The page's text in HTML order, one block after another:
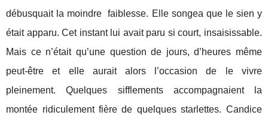
débusquait la moindre
faiblesse. Elle songea que le sien y
était apparu. Cet instant lui avait paru si court, insaisissable.
Mais ce n’était qu’une question de jours, d’heures même
peut-être et elle aurait alors l’occasion de le vivre
pleinement. Quelques sifflements accompagnaient la
montée ridiculement fière de quelques starlettes. Candice